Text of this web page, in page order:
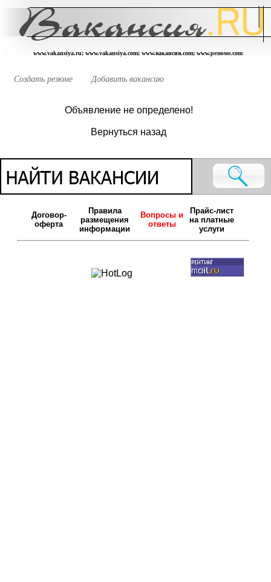
www.vakansiya.ru; www.vakansiya.com; www.вакансия.com; www.резюме.com
Создать резюме Добавить вакансию
Объявление не определено!
Вернуться назад
Договор-
оферта
Правила
размещения
информации
Вопросы и
ответы
Прайс-лист
на платные
услуги